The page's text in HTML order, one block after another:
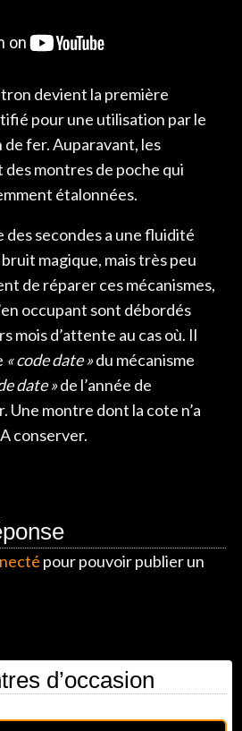
devient la première
pour une utilisation par le
fer. Auparavant, les
montres de poche qui
étalonnées.
des secondes a une fluidité
magique, mais très peu
de réparer ces mécanismes,
occupant sont débordés
mois d’attente au cas où. Il
« code date »du mécanisme
date »de l’année de
montre dont la cote n’a
conserver.
pour pouvoir publier un
d’occasion